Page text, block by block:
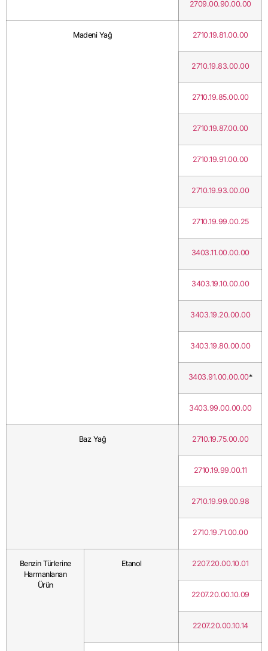
2709.00.90.00.00
Madeni Yağ 2710.19.81.00.00
2710.19.83.00.00
2710.19.85.00.00
2710.19.87.00.00
2710.19.91.00.00
2710.19.93.00.00
2710.19.99.00.25
3403.11.00.00.00
3403.19.10.00.00
3403.19.20.00.00
3403.19.80.00.00
3403.91.00.00.00*
3403.99.00.00.00
Baz Yağ 2710.19.75.00.00
2710.19.99.00.11
2710.19.99.00.98
2710.19.71.00.00
Benzin Türlerine
Harmanlanan
Ürün
Etanol 2207.20.00.10.01
2207.20.00.10.09
2207.20.00.10.14